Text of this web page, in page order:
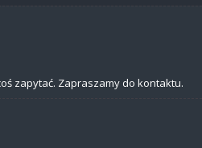
zapytać. Zapraszamy do kontaktu.